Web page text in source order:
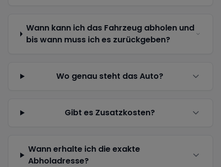
Wann kann ich das Fahrzeug abholen und
bis wann muss ich es zurückgeben?
Wo genau steht das Auto?
Gibt es Zusatzkosten?
Wann erhalte ich die exakte
Abholadresse?